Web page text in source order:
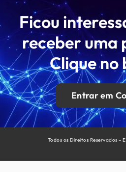
Ficou
receber uma
Clique no
Entrar em
Todos os Direitos Reservados –